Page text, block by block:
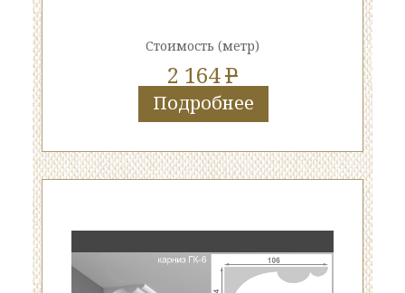
Стоимость (метр)
2 164P
Подробнее